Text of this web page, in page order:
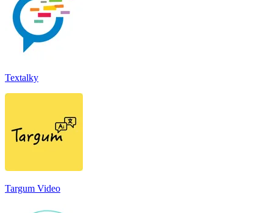
Textalky
Targum Video